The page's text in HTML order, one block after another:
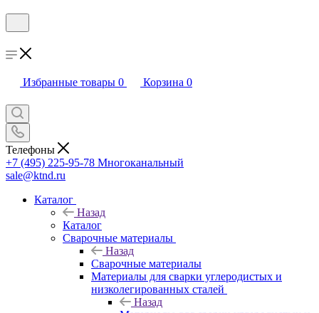
Избранные товары 0 Корзина 0
Телефоны
+7 (495) 225-95-78 Многоканальный
sale@ktnd.ru
Каталог
Назад
Каталог
Сварочные материалы
Назад
Сварочные материалы
Материалы для сварки углеродистых и
низколегированных сталей
Назад